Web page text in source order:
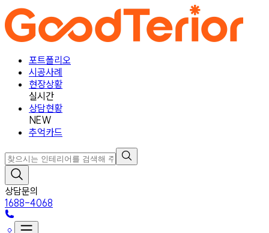
포트폴리오
시공사례
현장상황
실시간
상담현황
NEW
추억카드
상담문의
1688-4068